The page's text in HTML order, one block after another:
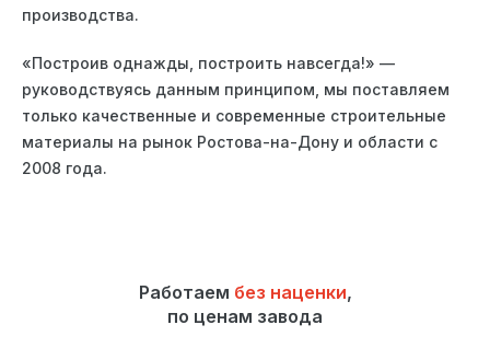
производства.
«Построив однажды, построить навсегда!» —
руководствуясь данным принципом, мы поставляем
только качественные и современные строительные
материалы на рынок Ростова-на-Дону и области с
2008 года.
Работаем без наценки,
по ценам завода
Посмотреть шоурум